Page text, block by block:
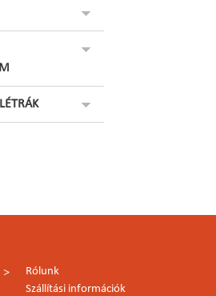
Rólunk
Szállítási információk